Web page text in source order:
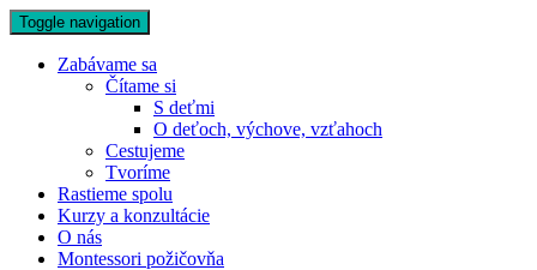
Toggle navigation
Zabávame sa
Čítame si
S deťmi
O deťoch, výchove, vzťahoch
Cestujeme
Tvoríme
Rastieme spolu
Kurzy a konzultácie
O nás
Montessori požičovňa